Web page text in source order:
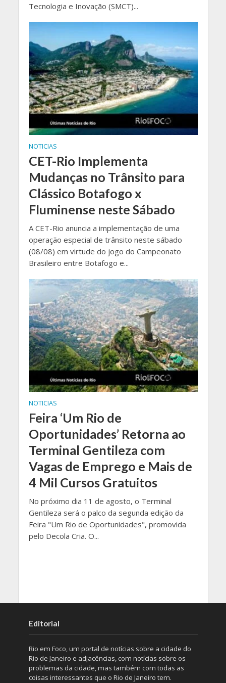
Tecnologia e Inovação (SMCT)...
NOTICIAS
CET-Rio Implementa
Mudanças no Trânsito para
Clássico Botafogo x
Fluminense neste Sábado
A CET-Rio anuncia a implementação de uma
operação especial de trânsito neste sábado
(08/08) em virtude do jogo do Campeonato
Brasileiro entre Botafogo e...
NOTICIAS
Feira ‘Um Rio de
Oportunidades’ Retorna ao
Terminal Gentileza com
Vagas de Emprego e Mais de
4 Mil Cursos Gratuitos
No próximo dia 11 de agosto, o Terminal
Gentileza será o palco da segunda edição da
Feira "Um Rio de Oportunidades", promovida
pelo Decola Cria. O...
Editorial
Rio em Foco, um portal de notícias sobre a cidade do
Rio de Janeiro e adjacências, com notícias sobre os
problemas da cidade, mas também com todas as
coisas interessantes que o Rio de Janeiro tem.